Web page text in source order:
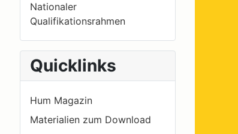
Nationaler
Qualifikationsrahmen
Quicklinks
Hum Magazin
Materialien zum Download